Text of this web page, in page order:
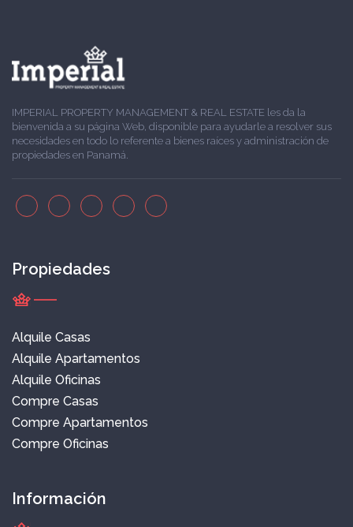
IMPERIAL PROPERTY MANAGEMENT & REAL ESTATE les da la
bienvenida a su página Web, disponible para ayudarle a resolver sus
necesidades en todo lo referente a bienes raíces y administración de
propiedades en Panamá.
Propiedades
Alquile Casas
Alquile Apartamentos
Alquile Oficinas
Compre Casas
Compre Apartamentos
Compre Oficinas
Información